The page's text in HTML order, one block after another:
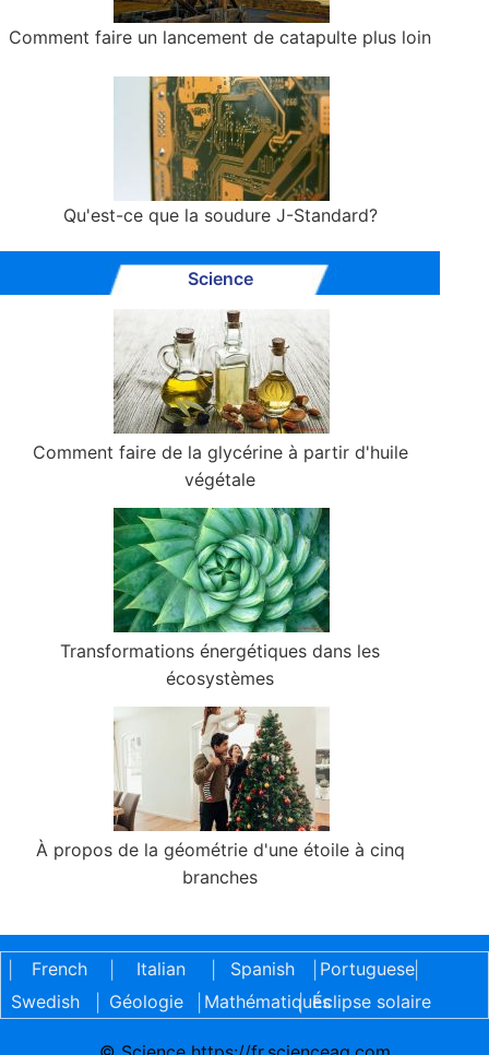
Comment faire un lancement de catapulte plus loin
Qu'est-ce que la soudure J-Standard?
Science
Comment faire de la glycérine à partir d'huile
végétale
Transformations énergétiques dans les
écosystèmes
À propos de la géométrie d'une étoile à cinq
branches
French Italian Spanish Portuguese|
Swedish
Géologie Mathématiques
| Éclipse solaire